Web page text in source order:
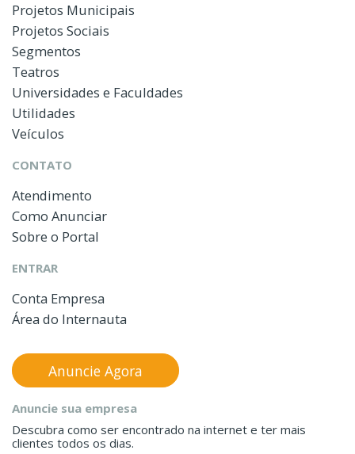
Projetos Municipais
Projetos Sociais
Segmentos
Teatros
Universidades e Faculdades
Utilidades
Veículos
CONTATO
Atendimento
Como Anunciar
Sobre o Portal
ENTRAR
Conta Empresa
Área do Internauta
Anuncie sua empresa
Descubra como ser encontrado na internet e ter mais
clientes todos os dias.
Anuncie Agora